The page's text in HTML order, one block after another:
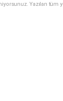
Yazılan